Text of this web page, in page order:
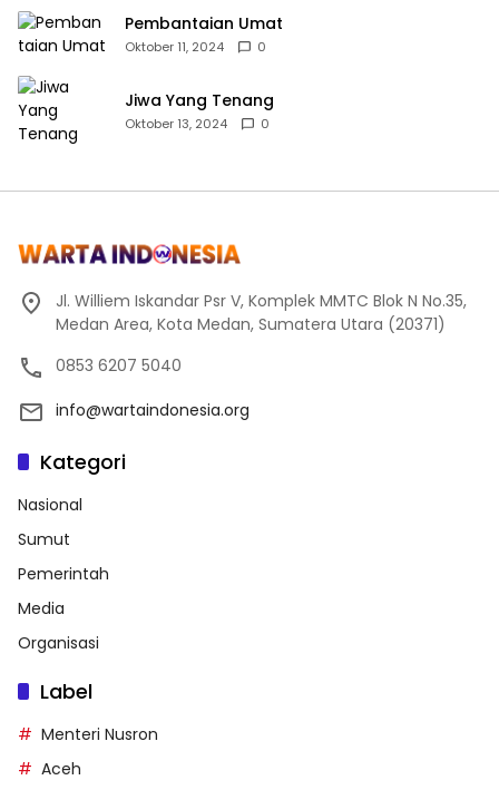
Pembantaian Umat
Oktober 11, 2024 0
Jiwa Yang Tenang
Oktober 13, 2024 0
Jl. Williem Iskandar Psr V, Komplek MMTC Blok N No.35,
Medan Area, Kota Medan, Sumatera Utara (20371)
0853 6207 5040
info@wartaindonesia.org
Kategori
Nasional
Sumut
Pemerintah
Media
Organisasi
Label
Menteri Nusron
Aceh